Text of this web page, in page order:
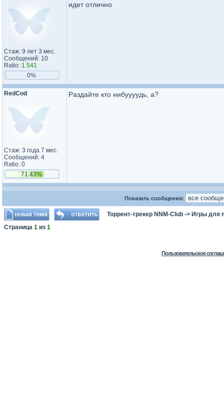
Стаж: 9 лет 3 мес.
Сообщений: 10
Ratio: 1.541
0%
идет отлично
RedCod
Стаж: 3 года 7 мес.
Сообщений: 4
Ratio: 0
71.43%
Раздайте кто нибуууудь, а?
Показать сообщения:
Торрент-трекер NNM-Club -> Игры для
Страница 1 из 1
Пользовательское